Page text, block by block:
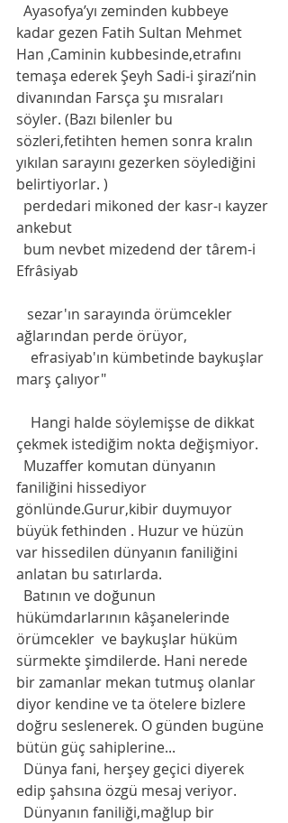
kadar gezen Fatih Sultan Mehmet
Han ,Caminin kubbesinde,etrafını
temaşa ederek Şeyh Sadi-i şirazi’nin
divanından Farsça şu mısraları
söyler. (Bazı bilenler bu
sözleri,fetihten hemen sonra kralın
yıkılan sarayını gezerken söylediğini
belirtiyorlar. )
ankebut
Efrâsiyab
ağlarından perde örüyor,
marş çalıyor"
çekmek istediğim nokta değişmiyor.
faniliğini hissediyor
gönlünde.Gurur,kibir duymuyor
büyük fethinden . Huzur ve hüzün
var hissedilen dünyanın faniliğini
anlatan bu satırlarda.
hükümdarlarının kâşanelerinde
örümcekler  ve baykuşlar hüküm
sürmekte şimdilerde. Hani nerede
bir zamanlar mekan tutmuş olanlar
diyor kendine ve ta ötelere bizlere
doğru seslenerek. O günden bugüne
bütün güç sahiplerine...
edip şahsına özgü mesaj veriyor.